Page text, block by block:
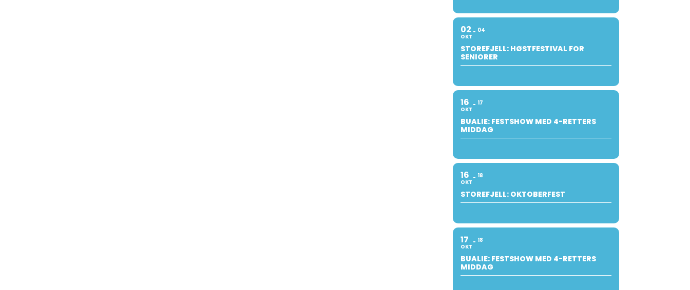
02
OKT
04
STOREFJELL: HØSTFESTIVAL FOR
SENIORER
16
OKT
17
BUALIE: FESTSHOW MED 4-RETTERS
MIDDAG
16
OKT
18
STOREFJELL: OKTOBERFEST
17
OKT
18
BUALIE: FESTSHOW MED 4-RETTERS
MIDDAG